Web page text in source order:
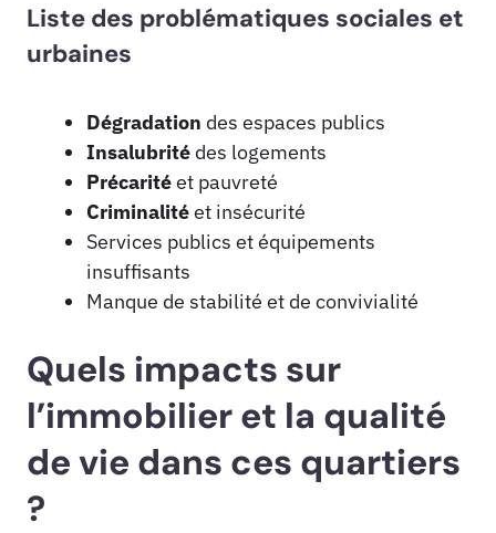
Liste des problématiques sociales et
urbaines
Dégradation des espaces publics
Insalubrité des logements
Précaritéet pauvreté
Criminalitéet insécurité
Services publics et équipements
insuffisants
Manque de stabilité et de convivialité
Quels impacts sur
l’immobilier et la qualité
de vie dans ces quartiers
?